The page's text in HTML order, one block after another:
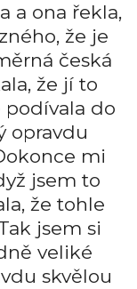
a ona řekla,
že je
česká
že jí to
podívala do
opravdu
mi
jsem to
že tohle
jsem si
veliké
skvělou